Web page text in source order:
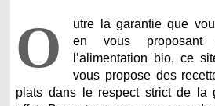
O
utre la garantie que
en vous
l’alimentation bio, ce
vous propose des
plats dans le respect strict de la